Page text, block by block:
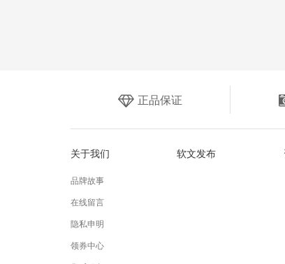
正品保证
关于我们
品牌故事
在线留言
隐私申明
领券中心
软文发布